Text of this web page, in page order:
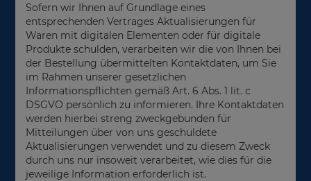
Sofern wir Ihnen auf Grundlage eines
entsprechenden Vertrages Aktualisierungen für
Waren mit digitalen Elementen oder für digitale
Produkte schulden, verarbeiten wir die von Ihnen bei
der Bestellung übermittelten Kontaktdaten, um Sie
im Rahmen unserer gesetzlichen
Informationspflichten gemäß Art. 6 Abs. 1 lit. c
DSGVO persönlich zu informieren. Ihre Kontaktdaten
werden hierbei streng zweckgebunden für
Mitteilungen über von uns geschuldete
Aktualisierungen verwendet und zu diesem Zweck
durch uns nur insoweit verarbeitet, wie dies für die
jeweilige Information erforderlich ist.